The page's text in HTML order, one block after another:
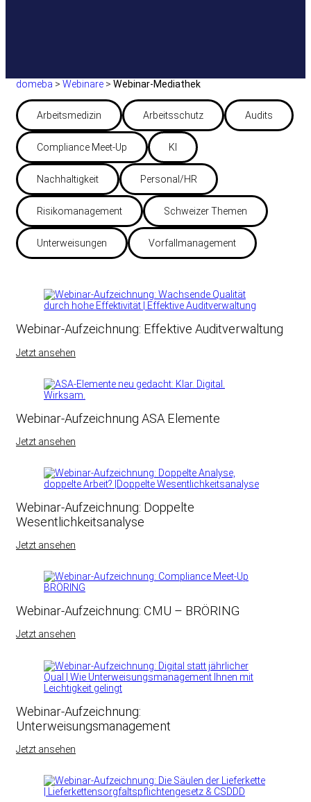
domeba > Webinare > Webinar-Mediathek
Arbeitsmedizin Arbeitsschutz Audits
Compliance Meet-Up KI
Nachhaltigkeit Personal/HR
Risikomanagement Schweizer Themen
Unterweisungen Vorfallmanagement
Webinar-Aufzeichnung: Effektive Auditverwaltung
Jetzt ansehen
Webinar-Aufzeichnung ASA Elemente
Jetzt ansehen
Webinar-Aufzeichnung: Doppelte
Wesentlichkeitsanalyse
Jetzt ansehen
Webinar-Aufzeichnung: CMU – BRÖRING
Jetzt ansehen
Webinar-Aufzeichnung:
Unterweisungsmanagement
Jetzt ansehen